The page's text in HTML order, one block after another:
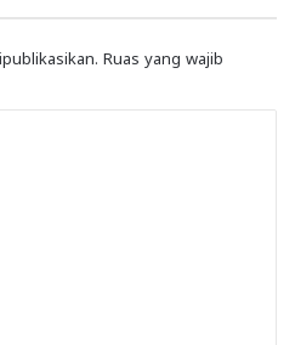
Ruas yang wajib